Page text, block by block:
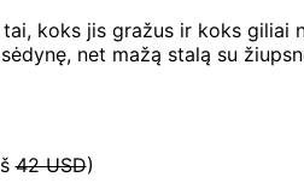
koks jis gražus ir koks giliai
net mažą stalą su
42 USD)